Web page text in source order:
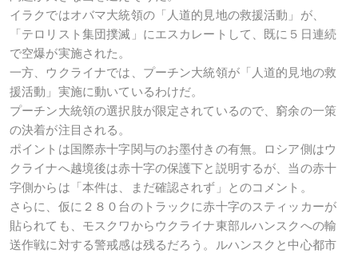
イラクではオバマ大統領の「人道的見地の救援活動」が、
「テロリスト集団撲滅」にエスカレートして、既に５日連続
で空爆が実施された。
一方、ウクライナでは、プーチン大統領が「人道的見地の救
援活動」実施に動いているわけだ。
プーチン大統領の選択肢が限定されているので、窮余の一策
の決着が注目される。
ポイントは国際赤十字関与のお墨付きの有無。ロシア側はウ
クライナへ越境後は赤十字の保護下と説明するが、当の赤十
字側からは「本件は、まだ確認されず」とのコメント。
さらに、仮に２８０台のトラックに赤十字のスティッカーが
貼られても、モスクワからウクライナ東部ルハンスクへの輸
送作戦に対する警戒感は残るだろう。ルハンスクと中心都市